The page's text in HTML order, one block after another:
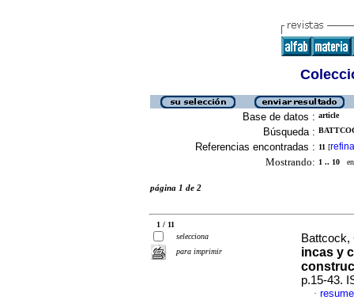
Base de datos : article
Búsqueda :
Referencias encontradas : 11 [
Mostrando: 1 .. 10 en
página 1 de 2
1 / 11
selecciona
para imprimir
incas y
p.15-43.
·